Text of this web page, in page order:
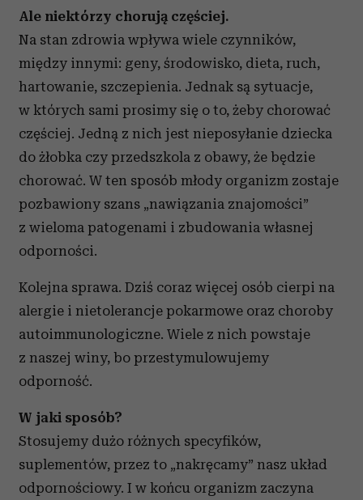
Ale niektórzy chorują częściej.
Na stan zdrowia wpływa wiele czynników,
między innymi: geny, środowisko, dieta, ruch,
hartowanie, szczepienia. Jednak są sytuacje,
w których sami prosimy się o to, żeby chorować
częściej. Jedną z nich jest nieposyłanie dziecka
do żłobka czy przedszkola z obawy, że będzie
chorować. W ten sposób młody organizm zostaje
pozbawiony szans „nawiązania znajomości”
z wieloma patogenami i zbudowania własnej
odporności.
Kolejna sprawa. Dziś coraz więcej osób cierpi na
alergie i nietolerancje pokarmowe oraz choroby
autoimmunologiczne. Wiele z nich powstaje
z naszej winy, bo przestymulowujemy
odporność.
W jaki sposób?
Stosujemy dużo różnych specyfików,
suplementów, przez to „nakręcamy” nasz układ
odpornościowy. I w końcu organizm zaczyna